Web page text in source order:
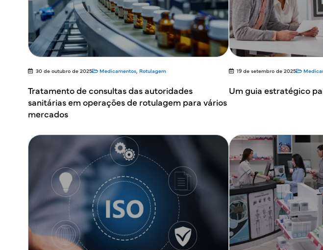
30 de outubro de 2025 Medicamentos, Rotulagem
Tratamento de consultas das autoridades
sanitárias em operações de rotulagem para vários
mercados
19 de setembro de 2025
Um guia estratégico